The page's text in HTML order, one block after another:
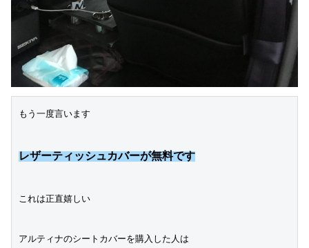
もう一度言います
レザーティッシュカバーが無料です
これは正直嬉しい
アルティナのシートカバーを購入した人は